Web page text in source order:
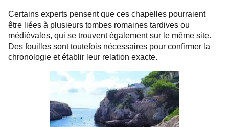
Certains experts pensent que ces chapelles pourraient
être liées à plusieurs tombes romaines tardives ou
médiévales, qui se trouvent également sur le même site.
Des fouilles sont toutefois nécessaires pour confirmer la
chronologie et établir leur relation exacte.